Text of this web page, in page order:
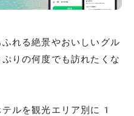
れる絶景やおいしいグル
りの何度でも訪れたくな
ルを観光エリア別に1